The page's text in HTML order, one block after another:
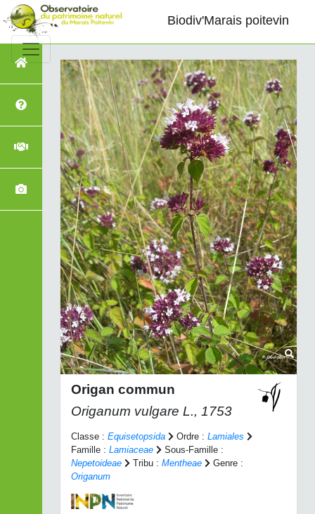
Biodiv'Marais poitevin
Origan commun
Origanum vulgare L., 1753
Classe : Equisetopsida Ordre : Lamiales
Famille : Lamiaceae
Sous-Famille :
Nepetoideae
Tribu : Mentheae
Genre :
Origanum